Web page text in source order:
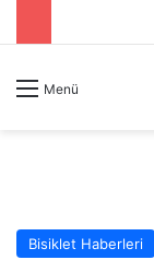
Menü
Bisiklet Haberleri